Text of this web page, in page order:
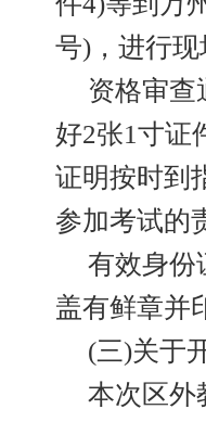
号)，进行现
资格审查
好2张1寸证
证明按时到
参加考试的
有效身份
盖有鲜章并
(三)关于
本次区外